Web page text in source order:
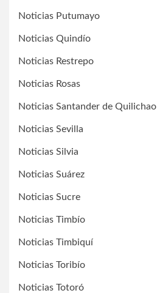
Noticias Putumayo
Noticias Quindío
Noticias Restrepo
Noticias Rosas
Noticias Santander de Quilichao
Noticias Sevilla
Noticias Silvia
Noticias Suárez
Noticias Sucre
Noticias Timbío
Noticias Timbiquí
Noticias Toribío
Noticias Totoró